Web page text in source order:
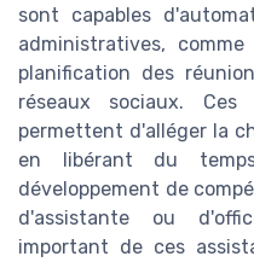
sont capables
administratives,
planification des
réseaux sociaux.
permettent d'alléger la
en libérant du
développement de
d'assistante ou
important de ces